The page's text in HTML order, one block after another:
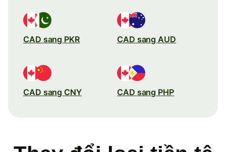
CAD sang PKR CAD sang AUD
CAD sang CNY CAD sang PHP